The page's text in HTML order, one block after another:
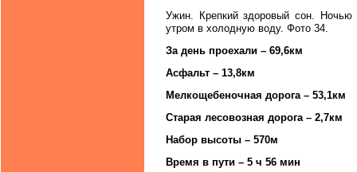
Ужин. Крепкий здоровый сон.
утром в холодную воду. Фото 34.
За день проехали – 69,6км
Асфальт – 13,8км
Мелкощебеночная дорога – 53,1км
Старая лесовозная дорога – 2,7км
Набор высоты – 570м
Время в пути – 5 ч 56 мин